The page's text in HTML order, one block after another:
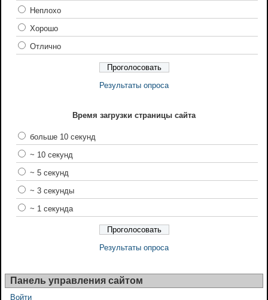
Неплохо
Хорошо
Отлично
Результаты опроса
Время загрузки страницы сайта
больше 10 секунд
~ 10 секунд
~ 5 секунд
~ 3 секунды
~ 1 секунда
Результаты опроса
Панель управления сайтом
Войти